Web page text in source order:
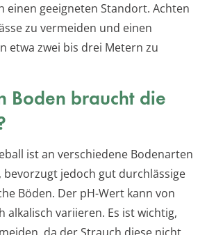
einen geeigneten Standort. Achten
zu vermeiden und einen
etwa zwei bis drei Metern zu
Boden braucht die
ist an verschiedene Bodenarten
bevorzugt jedoch gut durchlässige
Böden. Der pH-Wert kann von
alkalisch variieren. Es ist wichtig,